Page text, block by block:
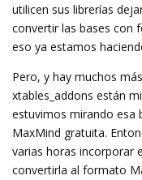
utilicen sus librerías
convertir las bases con
eso ya estamos
Pero, y hay muchos
xtables_addons están
estuvimos mirando esa
MaxMind gratuita.
varias horas incorporar
convertirla al formato